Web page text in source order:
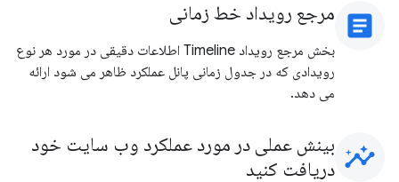
article مرجع رویداد خط زمانی
بخش مرجع رویداد Timeline اطلاعات دقیقی در مورد هر نوع
رویدادی که در جدول زمانی پانل عملکرد ظاهر می شود ارائه
می دهد.
insights بینش عملی در مورد عملکرد وب سایت خود
دریافت کنید